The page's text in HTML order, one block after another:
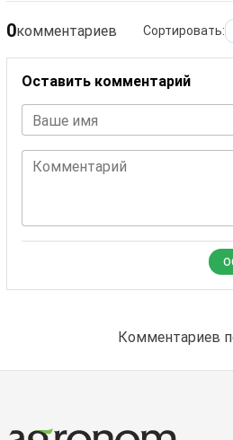
0комментариев Сортировать:
Оставить комментарий
Ваше имя
Комментарий
Комментариев